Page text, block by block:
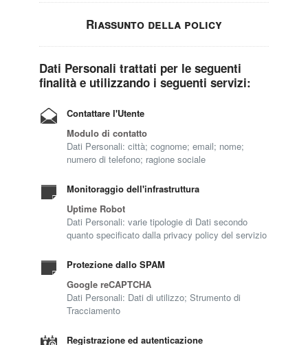
Riassunto della policy
Dati Personali trattati per le seguenti
finalità e utilizzando i seguenti servizi:
Contattare l'Utente
Modulo di contatto
Dati Personali: città; cognome; email; nome;
numero di telefono; ragione sociale
Monitoraggio dell'infrastruttura
Uptime Robot
Dati Personali: varie tipologie di Dati secondo
quanto specificato dalla privacy policy del servizio
Protezione dallo SPAM
Google reCAPTCHA
Dati Personali: Dati di utilizzo; Strumento di
Tracciamento
Registrazione ed autenticazione